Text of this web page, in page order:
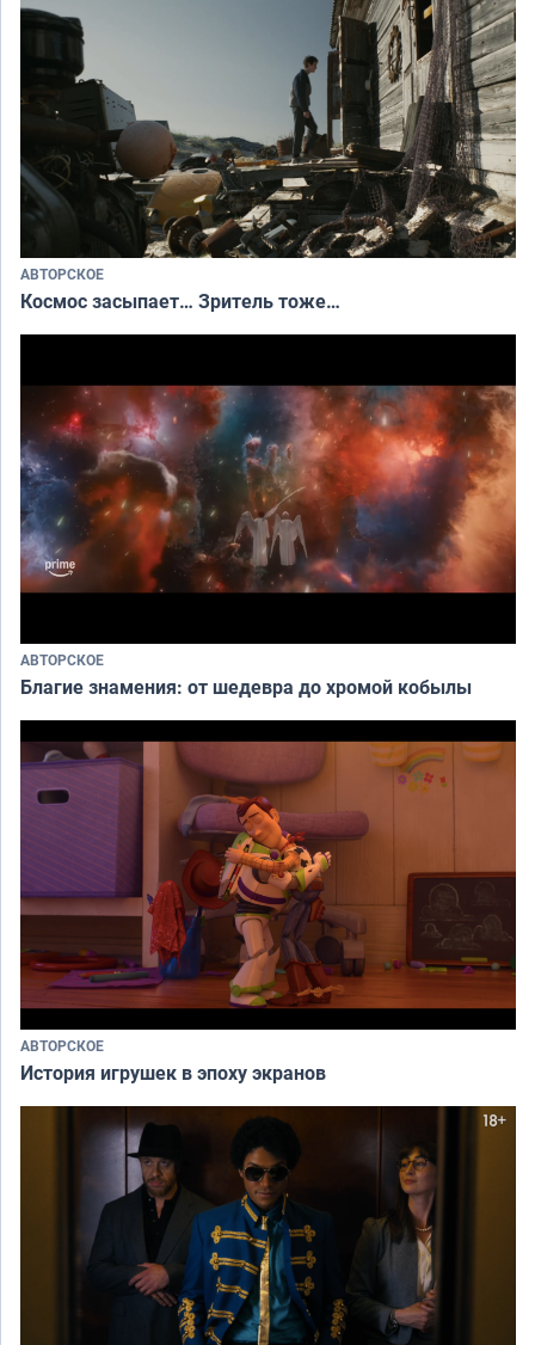
АВТОРСКОЕ
Космос засыпает… Зритель тоже…
АВТОРСКОЕ
Благие знамения: от шедевра до хромой кобылы
АВТОРСКОЕ
История игрушек в эпоху экранов